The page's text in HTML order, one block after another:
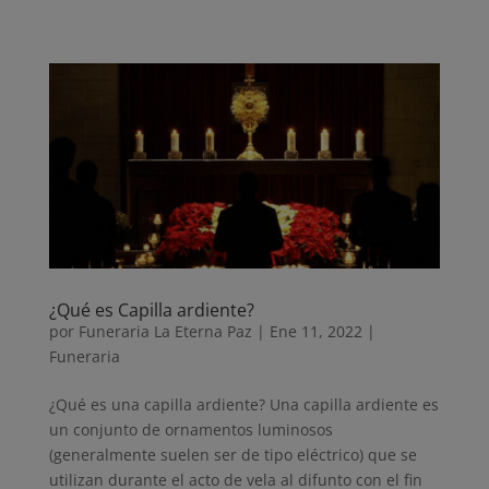
¿Qué es Capilla ardiente?
por Funeraria La Eterna Paz | Ene 11, 2022 |
Funeraria
¿Qué es una capilla ardiente? Una capilla ardiente es
un conjunto de ornamentos luminosos
(generalmente suelen ser de tipo eléctrico) que se
utilizan durante el acto de vela al difunto con el fin